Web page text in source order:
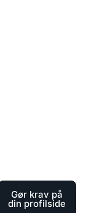
Gør krav på
din profilside